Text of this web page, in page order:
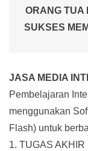
ORANG TUA
SUKSES
JASA MEDIA
Pembelajaran
menggunakan
Flash) untuk
1. TUGAS AKHIR